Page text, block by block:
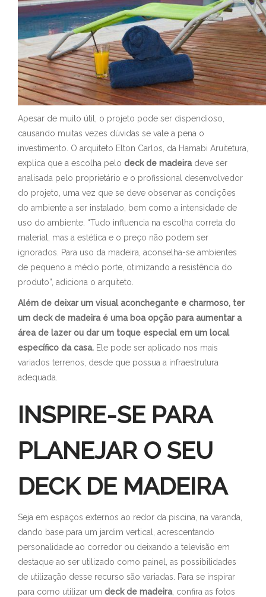
Apesar de muito útil, o projeto pode ser dispendioso,
causando muitas vezes dúvidas se vale a pena o
investimento. O arquiteto Elton Carlos, da Hamabi Aruitetura,
explica que a escolha pelo deck de madeiradeve ser
analisada pelo proprietário e o profissional desenvolvedor
do projeto, uma vez que se deve observar as condições
do ambiente a ser instalado, bem como a intensidade de
uso do ambiente. “Tudo influencia na escolha correta do
material, mas a estética e o preço não podem ser
ignorados. Para uso da madeira, aconselha-se ambientes
de pequeno a médio porte, otimizando a resistência do
produto”, adiciona o arquiteto.
Além de deixar um visual aconchegante e charmoso, ter
um deck de madeira é uma boa opção para aumentar a
área de lazer ou dar um toque especial em um local
específico da casa. Ele pode ser aplicado nos mais
variados terrenos, desde que possua a infraestrutura
adequada.
INSPIRE-SE PARA
PLANEJAR O SEU
DECK DE MADEIRA
Seja em espaços externos ao redor da piscina, na varanda,
dando base para um jardim vertical, acrescentando
personalidade ao corredor ou deixando a televisão em
destaque ao ser utilizado como painel, as possibilidades
de utilização desse recurso são variadas. Para se inspirar
para como utilizar um deck de madeira, confira as fotos